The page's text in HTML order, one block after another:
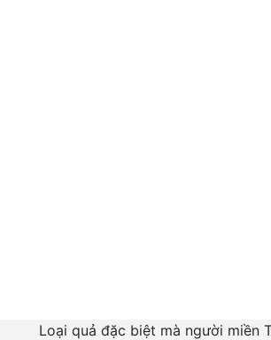
Loại quả đặc biệt mà người miền